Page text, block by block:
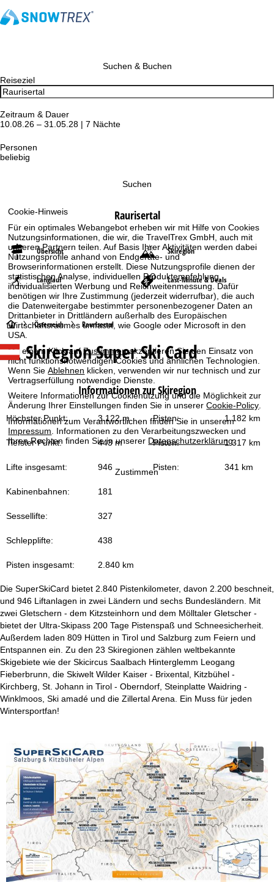
Cookie-Hinweis
Für ein optimales Webangebot erheben wir mit Hilfe von Cookies
Nutzungsinformationen, die wir, die TravelTrex GmbH, auch mit
unseren Partnern teilen. Auf Basis Ihrer Aktivitäten werden dabei
Nutzungsprofile anhand von Endgeräte- und
Browserinformationen erstellt. Diese Nutzungsprofile dienen der
statistischen Analyse, individuellen Produktempfehlung,
individualisierten Werbung und Reichweitenmessung. Dafür
benötigen wir Ihre Zustimmung (jederzeit widerrufbar), die auch
die Datenweitergabe bestimmter personenbezogener Daten an
Drittanbieter in Drittländern außerhalb des Europäischen
Wirtschaftsraumes umfasst, wie Google oder Microsoft in den
USA.
Mit einem Klick aufZustimmenakzeptieren Sie den Einsatz von
nicht funktionsnotwendigen Cookies und ähnlichen Technologien.
Wenn SieAblehnen klicken, verwenden wir nur technisch und zur
Vertragserfüllung notwendige Dienste.
Weitere Informationen zur Cookienutzung und die Möglichkeit zur
Änderung Ihrer Einstellungen finden Sie in unsererCookie-Policy
Informationen zum Verantwortlichen finden Sie in unserem
Impressum . Informationen zu den Verarbeitungszwecken und
Ihren Rechten finden Sie in unserer Datenschutzerklärung.
Zustimmen
Suchen & Buchen
Reiseziel
Zeitraum & Dauer
10.08.26 – 31.05.28 | 7 Nächte
Personen
beliebig
Suchen
Raurisertal
Übersicht Skiregion
Langlauf Last-Minute & Deals
S
t
a
r
t
s
Österreich Raurisertal
Skiregion Super Ski Card
Informationen zur Skiregion
Höchster Punkt: 3.122 m Pisten: 1.182 km
Tiefster Punkt: 443 m Pisten: 1.317 km
Lifte insgesamt: 946 Pisten: 341 km
Kabinenbahnen: 181
Sessellifte: 327
Schlepplifte: 438
Pisten insgesamt: 2.840 km
Die SuperSkiCard bietet 2.840 Pistenkilometer, davon 2.200 beschneit,
und 946 Liftanlagen in zwei Ländern und sechs Bundesländern. Mit
zwei Gletschern - dem Kitzsteinhorn und dem Mölltaler Gletscher -
bietet der Ultra-Skipass 200 Tage Pistenspaß und Schneesicherheit.
Außerdem laden 809 Hütten in Tirol und Salzburg zum Feiern und
Entspannen ein. Zu den 23 Skiregionen zählen weltbekannte
Skigebiete wie der Skicircus Saalbach Hinterglemm Leogang
Fieberbrunn, die Skiwelt Wilder Kaiser - Brixental, Kitzbühel -
Kirchberg, St. Johann in Tirol - Oberndorf, Steinplatte Waidring -
Winklmoos, Ski amadé und die Zillertal Arena. Ein Muss für jeden
Wintersportfan!